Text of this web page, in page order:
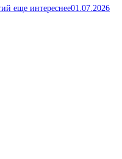
еще интереснее01.07.2026